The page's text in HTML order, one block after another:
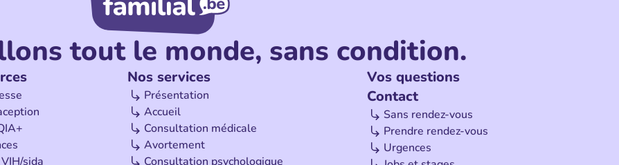
tout le monde, sans condition.
sida
Nos services
Présentation
Accueil
Consultation médicale
Avortement
Consultation psychologique
Vos questions
Contact
Sans rendez-vous
Prendre rendez-vous
Urgences